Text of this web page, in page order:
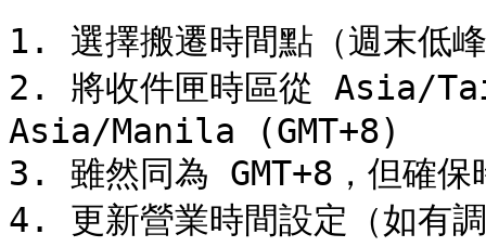
1. 選擇搬遷時間點（週末低
2. 將收件匣時區從 Asia/
Asia/Manila (GMT+8)
3. 雖然同為 GMT+8，但確保
4. 更新營業時間設定（如有